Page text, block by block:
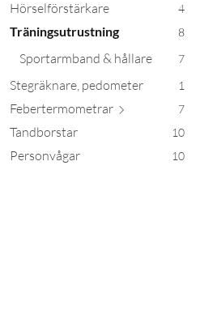
Hörselförstärkare 4
Träningsutrustning 8
Sportarmband & hållare 7
Stegräknare, pedometer 1
Febertermometrar 7
Tandborstar 10
Personvågar 10